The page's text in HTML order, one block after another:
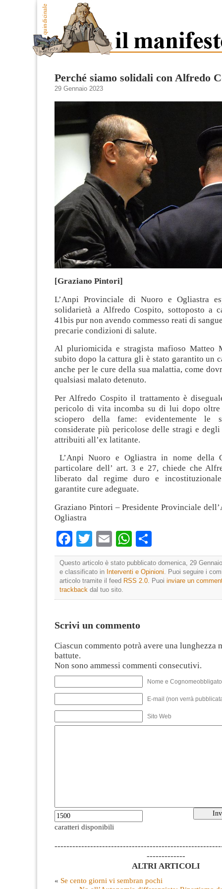
Perché siamo solidali con Alfredo
29 Gennaio 2023
[Graziano Pintori]
L’Anpi Provinciale di Nuoro e Ogliastra
solidarietà a Alfredo Cospito, sottoposto a
41bis pur non avendo commesso reati di
precarie condizioni di salute.
Al pluriomicida e stragista mafioso Matteo
subito dopo la cattura gli è stato garantito un
anche per le cure della sua malattia, come
qualsiasi malato detenuto.
Per Alfredo Cospito il trattamento è
pericolo di vita incomba su di lui dopo
sciopero della fame: evidentemente le
considerate più pericolose delle stragi e
attribuiti all’ex latitante.
L’Anpi Nuoro e Ogliastra in nome della
particolare dell’ art. 3 e 27, chiede che
liberato dal regime duro e
garantite cure adeguate.
Graziano Pintori – Presidente Provinciale
Ogliastra
Facebook
TwitterEmailWhatsApp
Questo articolo è stato pubblicato domenica, 29
e classificato in Interventi e Opinioni . Puoi seguire i
articolo tramite il feed RSS 2.0 . Puoi inviare un
trackback dal tuo sito.
Scrivi un commento
Ciascun commento potrà avere una lunghezza
battute.
Non sono ammessi commenti consecutivi.
Nome e
E-mail (non verrà
Sito Web
caratteri disponibili
-------------
ALTRI ARTICOLI
« Se cento giorni vi sembran pochi